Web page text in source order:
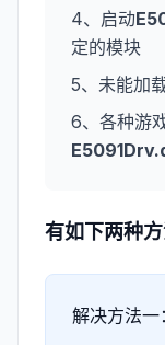
4、启动
定的模块
5、未能加
6、各种游
有如下两种
解决方法